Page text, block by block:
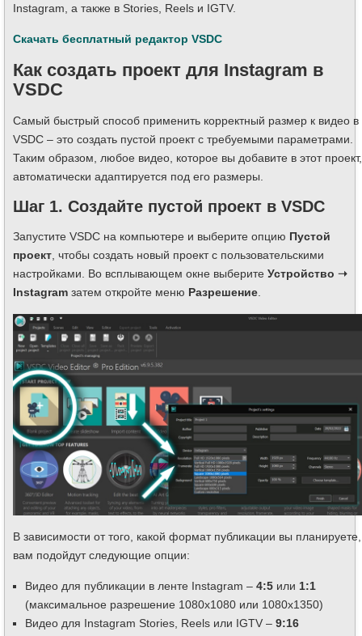
Instagram, а также в Stories, Reels и IGTV.
Скачать бесплатный редактор VSDC
Как создать проект для Instagram в
VSDC
Самый быстрый способ применить корректный размер к видео в
VSDC – это создать пустой проект с требуемыми параметрами.
Таким образом, любое видео, которое вы добавите в этот проект,
автоматически адаптируется под его размеры.
Шаг 1. Создайте пустой проект в VSDC
Запустите VSDC на компьютере и выберите опцию Пустой
проект , чтобы создать новый проект с пользовательскими
настройками. Во всплывающем окне выберите Устройство ➝
Instagram затем откройте меню Разрешение
В зависимости от того, какой формат публикации вы планируете,
вам подойдут следующие опции:
Видео для публикации в ленте Instagram – 4:5 или 1:1
(максимальное разрешение 1080x1080 или 1080x1350)
Видео для Instagram Stories, Reels или IGTV – 9:16